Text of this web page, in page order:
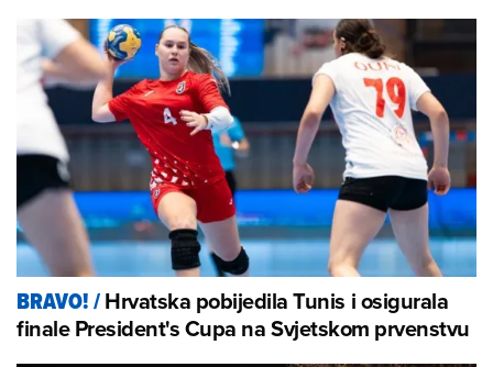
BRAVO!/Hrvatska pobijedila Tunis i osigurala
finale President's Cupa na Svjetskom prvenstvu